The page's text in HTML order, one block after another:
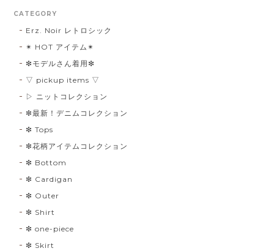
CATEGORY
Erz. Noir レトロシック
✴︎ HOT アイテム✴︎
❇︎モデルさん着用❇︎
▽ pickup items ▽
▷ ニットコレクション
❇︎最新！デニムコレクション
❇︎ Tops
❇︎花柄アイテムコレクション
❇︎ Bottom
❇︎ Cardigan
❇︎ Outer
❇︎ Shirt
❇︎ one-piece
❇︎ Skirt